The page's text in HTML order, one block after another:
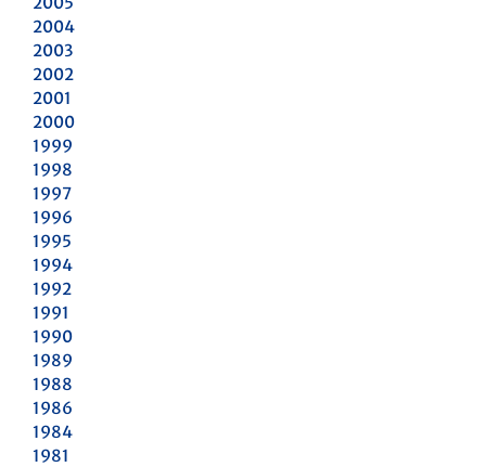
2004
2003
2002
2001
2000
1999
1998
1997
1996
1995
1994
1992
1991
1990
1989
1988
1986
1984
1981